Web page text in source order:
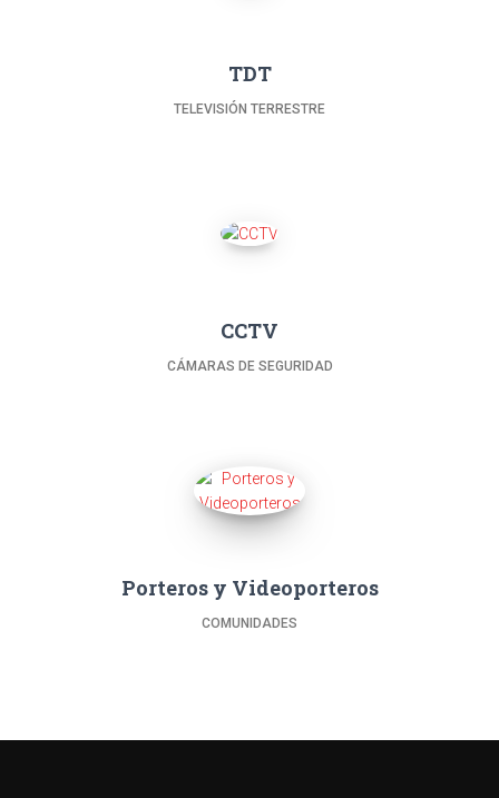
TDT
TELEVISIÓN TERRESTRE
CCTV
CÁMARAS DE SEGURIDAD
Porteros y Videoporteros
COMUNIDADES